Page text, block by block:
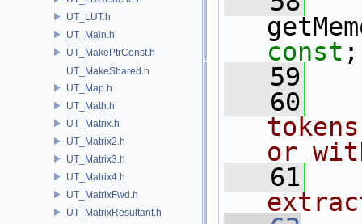
UT_LUT.h
UT_Main.h
UT_MakePtrConst.h
UT_MakeShared.h
UT_Map.h
UT_Math.h
UT_Matrix.h
UT_Matrix2.h
UT_Matrix3.h
UT_Matrix4.h
UT_MatrixFwd.h
UT_MatrixResultant.h
const ;
   59
   60
or
   61